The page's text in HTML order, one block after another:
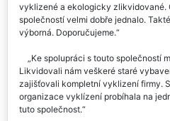
vyklizené a ekologicky zlikvidované.
společností velmi dobře jednalo.
výborná. Doporučujeme.
Ke spolupráci s touto společností
Likvidovali nám veškeré staré
zajišťovali kompletní vyklizení firmy.
organizace vyklízení probíhala na
tuto společnost.